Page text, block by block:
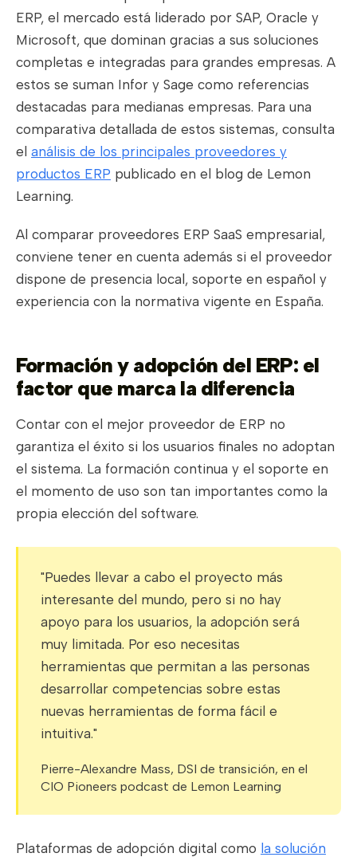
ERP, el mercado está liderado por SAP, Oracle y
Microsoft, que dominan gracias a sus soluciones
completas e integradas para grandes empresas. A
estos se suman Infor y Sage como referencias
destacadas para medianas empresas. Para una
comparativa detallada de estos sistemas, consulta
el análisis de los principales proveedores y
productos ERP publicado en el blog de Lemon
Learning.
Al comparar proveedores ERP SaaS empresarial,
conviene tener en cuenta además si el proveedor
dispone de presencia local, soporte en español y
experiencia con la normativa vigente en España.
Formación y adopción del ERP: el
factor que marca la diferencia
Contar con el mejor proveedor de ERP no
garantiza el éxito si los usuarios finales no adoptan
el sistema. La formación continua y el soporte en
el momento de uso son tan importantes como la
propia elección del software.
"Puedes llevar a cabo el proyecto más
interesante del mundo, pero si no hay
apoyo para los usuarios, la adopción será
muy limitada. Por eso necesitas
herramientas que permitan a las personas
desarrollar competencias sobre estas
nuevas herramientas de forma fácil e
intuitiva."
Pierre-Alexandre Mass, DSI de transición, en el
CIO Pioneers podcast de Lemon Learning
Plataformas de adopción digital como la solución